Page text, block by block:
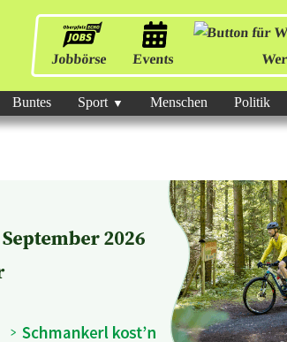
Jobbörse Events
Buntes Sport Menschen Politik